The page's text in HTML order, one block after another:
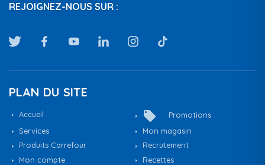
REJOIGNEZ-NOUS SUR :
PLAN DU SITE
Accueil local_offer
Promotions
Services
Mon magasin
Produits Carrefour
Recrutement
Mon compte
Recettes